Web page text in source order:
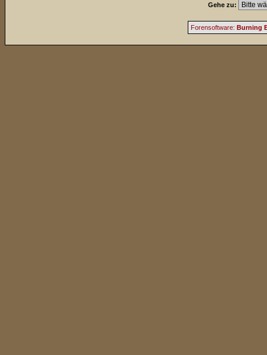
Gehe zu:
Forensoftware: Burning